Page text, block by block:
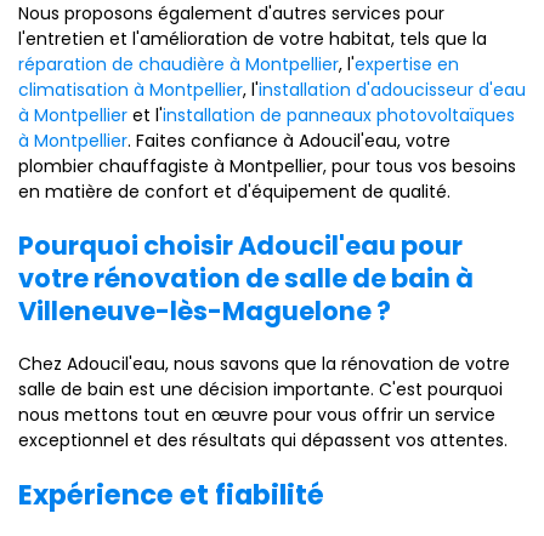
Nous proposons également d'autres services pour
l'entretien et l'amélioration de votre habitat, tels que la
réparation de chaudière à Montpellier, l'expertise en
climatisation à Montpellier, l'installation d'adoucisseur d'eau
à Montpellier et l'installation de panneaux photovoltaïques
à Montpellier. Faites confiance à Adoucil'eau, votre
plombier chauffagiste à Montpellier, pour tous vos besoins
en matière de confort et d'équipement de qualité.
Pourquoi choisir Adoucil'eau pour
votre rénovation de salle de bain à
Villeneuve-lès-Maguelone ?
Chez Adoucil'eau, nous savons que la rénovation de votre
salle de bain est une décision importante. C'est pourquoi
nous mettons tout en œuvre pour vous offrir un service
exceptionnel et des résultats qui dépassent vos attentes.
Expérience et fiabilité